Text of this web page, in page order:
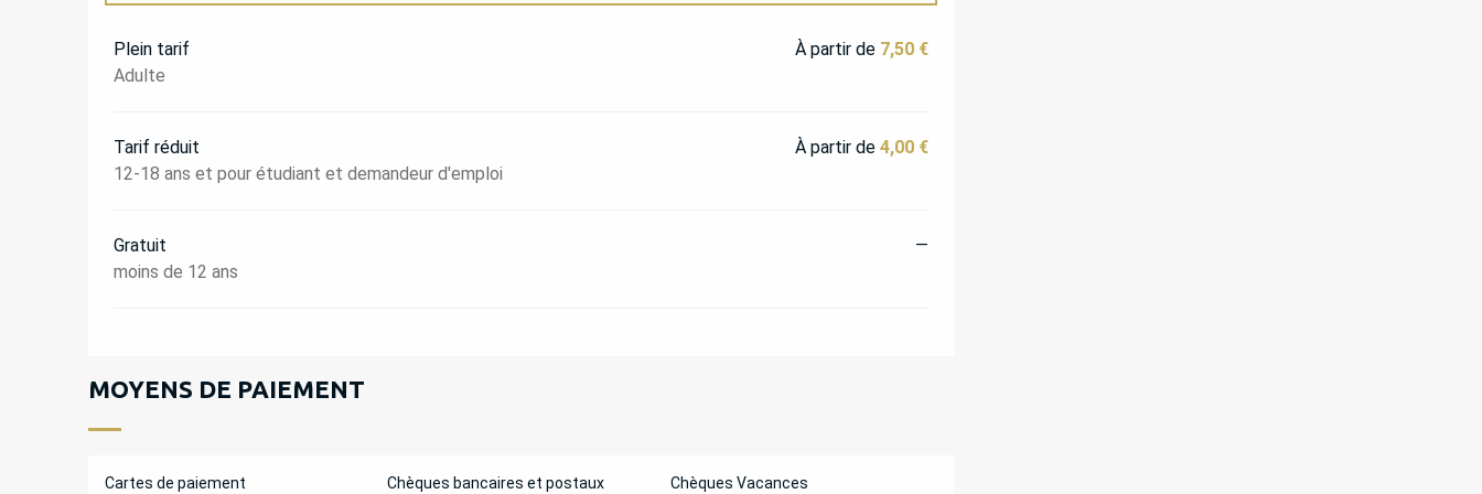
TARIFS 2027
Plein tarif
Adulte
À partir de 7,50 €
Tarif réduit
12-18 ans et pour étudiant et demandeur d'emploi
À partir de 4,00 €
Gratuit
moins de 12 ans
—
MOYENS DE PAIEMENT
Cartes de paiement Chèques bancaires et postaux Chèques Vacances